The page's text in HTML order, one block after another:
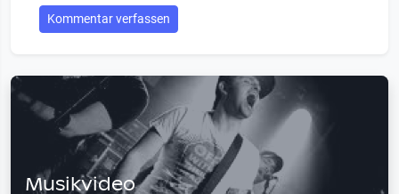
Kommentar verfassen
Musikvideo